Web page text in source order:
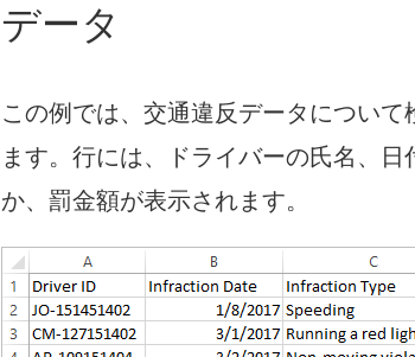
ィ
ド
ウ
で
リ
ン
ク
データ
この例では、交通違反データについ
ます。行には、ドライバーの氏名、
か、罰金額が表示されます。